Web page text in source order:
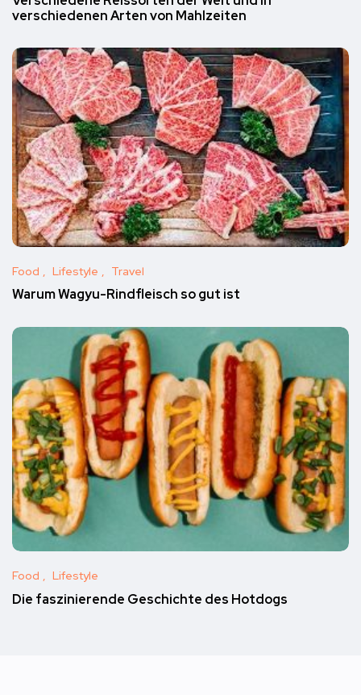
verschiedenen Arten von Mahlzeiten
Food Lifestyle Travel
Warum Wagyu-Rindfleisch so gut ist
Food Lifestyle
Die faszinierende Geschichte des Hotdogs